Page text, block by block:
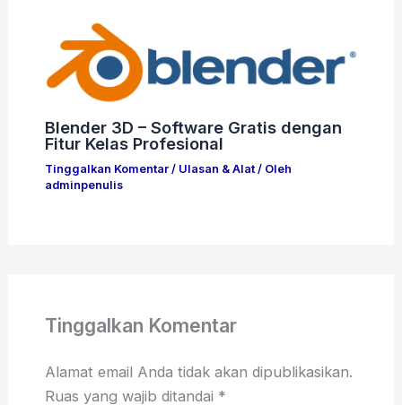
Blender 3D – Software Gratis dengan
Fitur Kelas Profesional
Tinggalkan Komentar / Ulasan & Alat/ Oleh
adminpenulis
Tinggalkan Komentar
Alamat email Anda tidak akan dipublikasikan.
Ruas yang wajib ditandai *